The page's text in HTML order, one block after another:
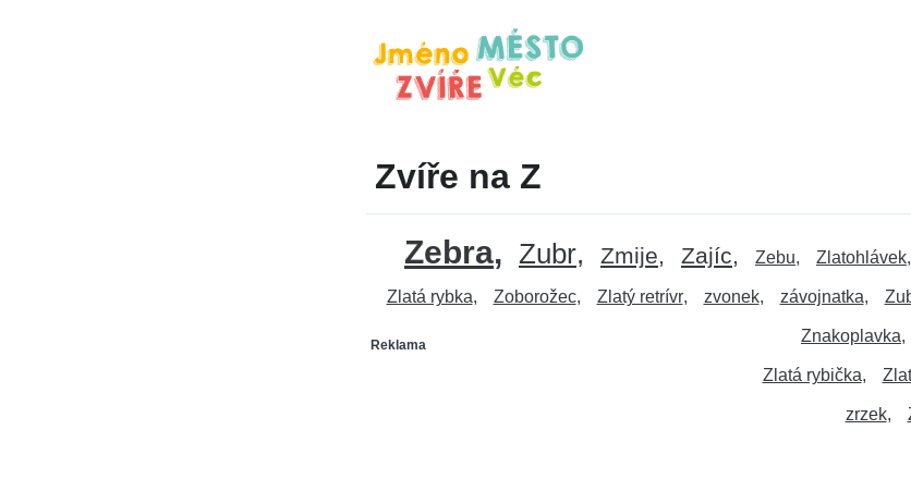
Zvíře na Z
Zebra Zubr Zmije Zajíc Zebu Zlatohlávek
Zlatá rybka Zoborožec Zlatý retrívr zvonek závojnatka
Reklama Znakoplavka
Zlatá rybička
zrzek